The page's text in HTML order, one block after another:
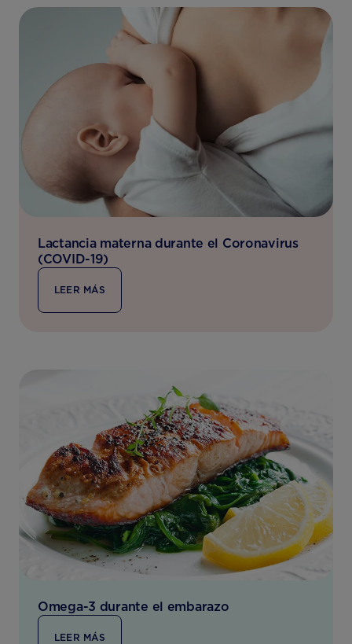
Lactancia materna durante el Coronavirus
(COVID-19)
LEER MÁS
Omega-3 durante el embarazo
LEER MÁS